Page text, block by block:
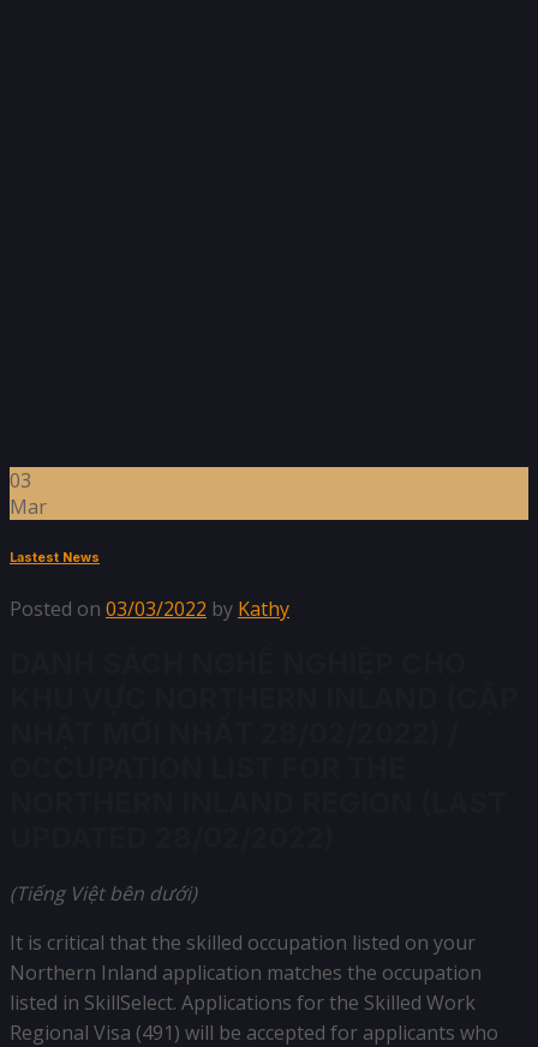
03
Mar
Lastest News
Posted on 03/03/2022 by Kathy
(Tiếng Việt bên dưới)
It is critical that the skilled occupation listed on your
Northern Inland application matches the occupation
listed in SkillSelect. Applications for the Skilled Work
Regional Visa (491) will be accepted for applicants who